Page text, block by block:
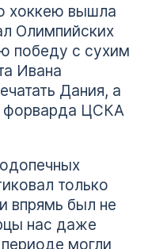
хоккею вышла
Олимпийских
победу с сухим
Ивана
Дания, а
форварда ЦСКА
только
впрямь был не
нас даже
могли